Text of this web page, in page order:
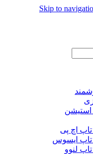
Skip to
استیشن
اچ پی
ایسوس
لنوو